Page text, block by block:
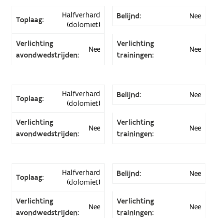
Toplaag:
Halfverhard
(dolomiet)
Belijnd: Nee
Verlichting
avondwedstrijden:
Nee
Verlichting
trainingen:
Nee
Toplaag:
Halfverhard
(dolomiet)
Belijnd: Nee
Verlichting
avondwedstrijden:
Nee
Verlichting
trainingen:
Nee
Toplaag:
Halfverhard
(dolomiet)
Belijnd: Nee
Verlichting
avondwedstrijden:
Nee
Verlichting
trainingen:
Nee